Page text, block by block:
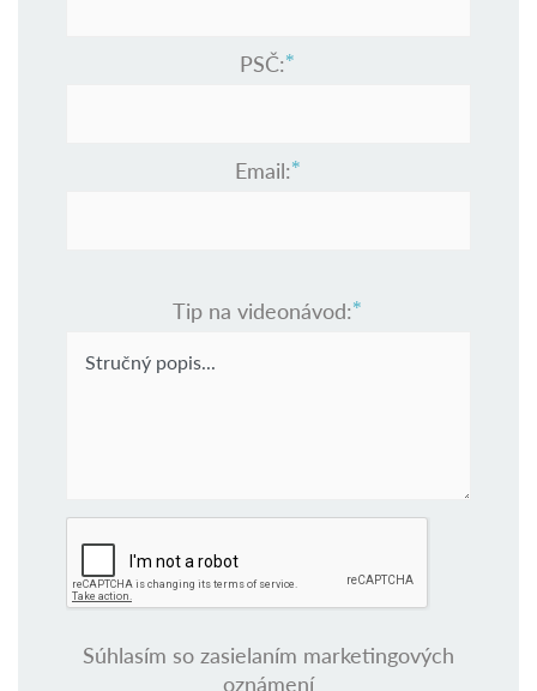
PSČ:
Email:
Tip na videonávod:
Súhlasím so zasielaním marketingových
oznámení